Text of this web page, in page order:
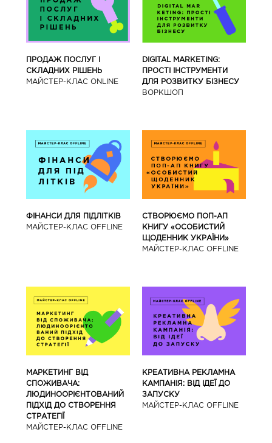
ПРОДАЖ ПОСЛУГ І
СКЛАДНИХ РІШЕНЬ
МАЙСТЕР-КЛАС ONLINE
DIGITAL MARKETING:
ПРОСТІ ІНСТРУМЕНТИ
ДЛЯ РОЗВИТКУ БІЗНЕСУ
ВОРКШОП
ФІНАНСИ ДЛЯ ПІДЛІТКІВ
МАЙCТЕР-КЛАС OFFLINE
СТВОРЮЄМО ПОП-АП
КНИГУ «ОСОБИСТИЙ
ЩОДЕННИК УКРАЇНИ»
МАЙCТЕР-КЛАС OFFLINE
МАРКЕТИНГ ВІД
СПОЖИВАЧА:
ЛЮДИНООРІЄНТОВАНИЙ
ПІДХІД ДО СТВОРЕННЯ
СТРАТЕГІЇ
МАЙCТЕР-КЛАС OFFLINE
КРЕАТИВНА РЕКЛАМНА
КАМПАНІЯ: ВІД ІДЕЇ ДО
ЗАПУСКУ
МАЙCТЕР-КЛАС OFFLINE